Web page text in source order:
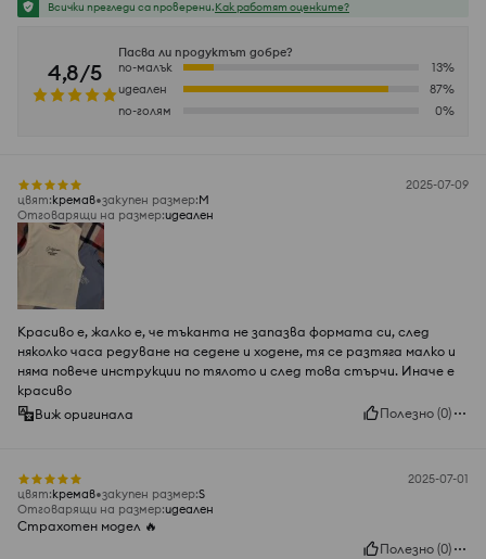
Всички прегледи са проверени.Как работят оценките?
4,8/5
Пасва ли продуктът добре?
по-малък
13%
идеален
87%
по-голям
0%
2025-07-09
цвят:кремав закупен размер:M
Отговарящи на размер:идеален
Красиво е, жалко е, че тъканта не запазва формата си, след
няколко часа редуване на седене и ходене, тя се разтяга малко и
няма повече инструкции по тялото и след това стърчи. Иначе е
красиво
Виж оригинала
Полезно (0)
2025-07-01
цвят:кремав закупен размер:S
Отговарящи на размер:идеален
Страхотен модел 🔥
Полезно (0)